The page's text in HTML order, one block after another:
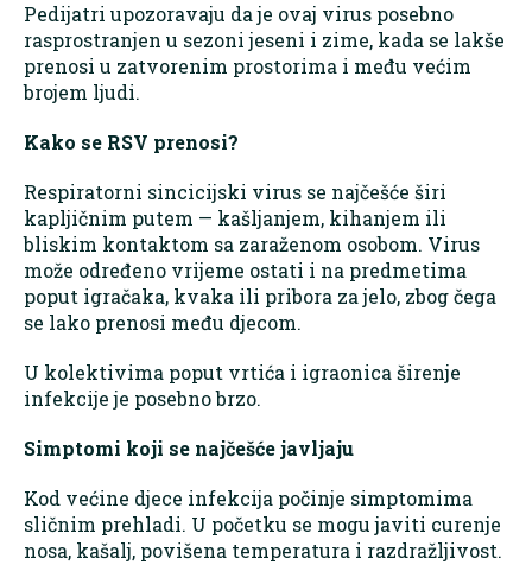
Pedijatri upozoravaju da je ovaj virus posebno
rasprostranjen u sezoni jeseni i zime, kada se lakše
prenosi u zatvorenim prostorima i među većim
brojem ljudi.
Kako se RSV prenosi?
Respiratorni sincicijski virus se najčešće širi
kapljičnim putem — kašljanjem, kihanjem ili
bliskim kontaktom sa zaraženom osobom. Virus
može određeno vrijeme ostati i na predmetima
poput igračaka, kvaka ili pribora za jelo, zbog čega
se lako prenosi među djecom.
U kolektivima poput vrtića i igraonica širenje
infekcije je posebno brzo.
Simptomi koji se najčešće javljaju
Kod većine djece infekcija počinje simptomima
sličnim prehladi. U početku se mogu javiti curenje
nosa, kašalj, povišena temperatura i razdražljivost.